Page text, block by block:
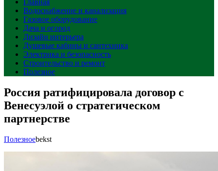
Главная
Водоснабжение и канализация
Газовое оборудование
Дача и огород
Дизайн интерьера
Душевые кабины и сантехника
Электрика и безопасность
Строительство и ремонт
Полезное
Россия ратифицировала договор с
Венесуэлой о стратегическом
партнерстве
Полезноеbekst